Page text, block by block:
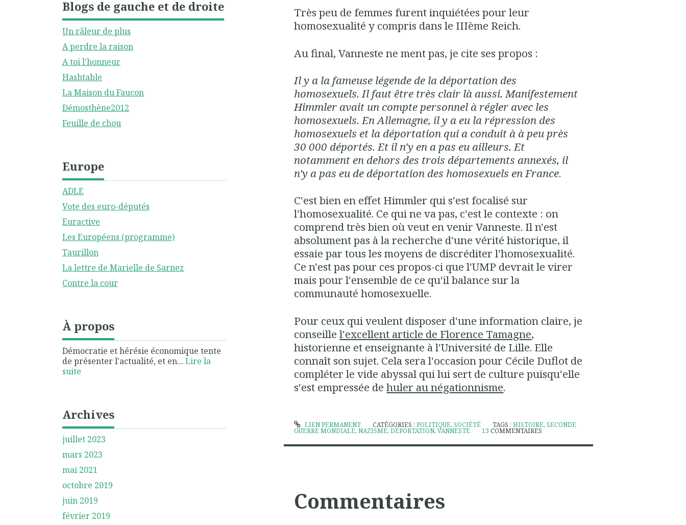
Blogs de gauche et de droite
Un râleur de plus
A perdre la raison
A toi l'honneur
Hashtable
La Maison du Faucon
Démosthène2012
Feuille de chou
Europe
ADLE
Vote des euro-députés
Euractive
Les Européens (programme)
Taurillon
La lettre de Marielle de Sarnez
Contre la cour
À propos
Démocratie et hérésie économique tente
de présenter l'actualité, et en... Lire la
suite
Archives
juillet 2023
mars 2023
mai 2021
octobre 2019
juin 2019
février 2019
Très peu de femmes furent inquiétées pour leur
homosexualité y compris dans le IIIème Reich.
Au final, Vanneste ne ment pas, je cite ses propos :
Il y a la fameuse légende de la déportation des
homosexuels. Il faut être très clair là aussi. Manifestement
Himmler avait un compte personnel à régler avec les
homosexuels. En Allemagne, il y a eu la répression des
homosexuels et la déportation qui a conduit à à peu près
30 000 déportés. Et il n'y en a pas eu ailleurs. Et
notamment en dehors des trois départements annexés, il
n'y a pas eu de déportation des homosexuels en France.
C'est bien en effet Himmler qui s'est focalisé sur
l'homosexualité. Ce qui ne va pas, c'est le contexte : on
comprend très bien où veut en venir Vanneste. Il n'est
absolument pas à la recherche d'une vérité historique, il
essaie par tous les moyens de discréditer l'homosexualité.
Ce n'est pas pour ces propos-ci que l'UMP devrait le virer
mais pour l'ensemble de ce qu'il balance sur la
communauté homosexuelle.
Pour ceux qui veulent disposer d'une information claire, je
conseillel'excellent article de Florence Tamagne,
historienne et enseignante à l'Université de Lille. Elle
connaît son sujet. Cela sera l'occasion pour Cécile Duflot de
compléter le vide abyssal qui lui sert de culture puisqu'elle
s'est empressée dehuler au négationnisme.
LIEN PERMANENT CATÉGORIES : POLITIQUE, SOCIÉTÉ TAGS : HISTOIRE, SECONDE
GUERRE MONDIALE,NAZISME,DÉPORTATION,VANNESTE 13 COMMENTAIRES
Commentaires